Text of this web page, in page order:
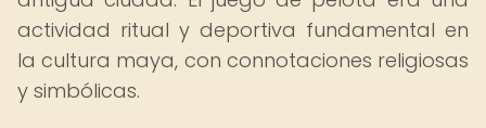
actividad ritual y deportiva fundamental en
la cultura maya, con connotaciones religiosas
y simbólicas.